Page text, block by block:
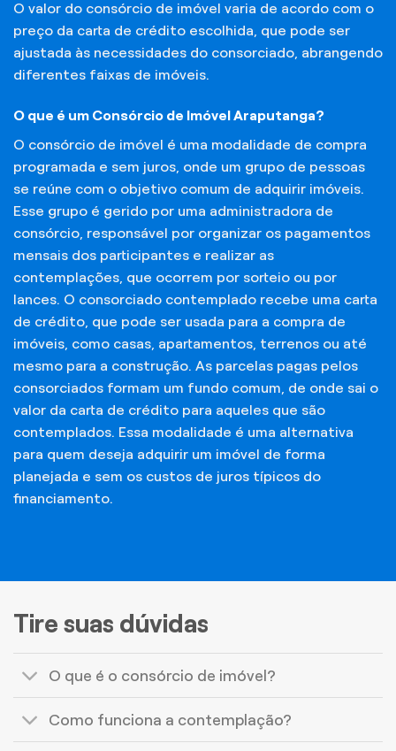
O valor do consórcio de imóvel varia de acordo com o
preço da carta de crédito escolhida, que pode ser
ajustada às necessidades do consorciado, abrangendo
diferentes faixas de imóveis.
O que é um Consórcio de Imóvel Araputanga?
O consórcio de imóvel é uma modalidade de compra
programada e sem juros, onde um grupo de pessoas
se reúne com o objetivo comum de adquirir imóveis.
Esse grupo é gerido por uma administradora de
consórcio, responsável por organizar os pagamentos
mensais dos participantes e realizar as
contemplações, que ocorrem por sorteio ou por
lances. O consorciado contemplado recebe uma carta
de crédito, que pode ser usada para a compra de
imóveis, como casas, apartamentos, terrenos ou até
mesmo para a construção. As parcelas pagas pelos
consorciados formam um fundo comum, de onde sai o
valor da carta de crédito para aqueles que são
contemplados. Essa modalidade é uma alternativa
para quem deseja adquirir um imóvel de forma
planejada e sem os custos de juros típicos do
financiamento.
Tire suas dúvidas
O que é o consórcio de imóvel?
Como funciona a contemplação?